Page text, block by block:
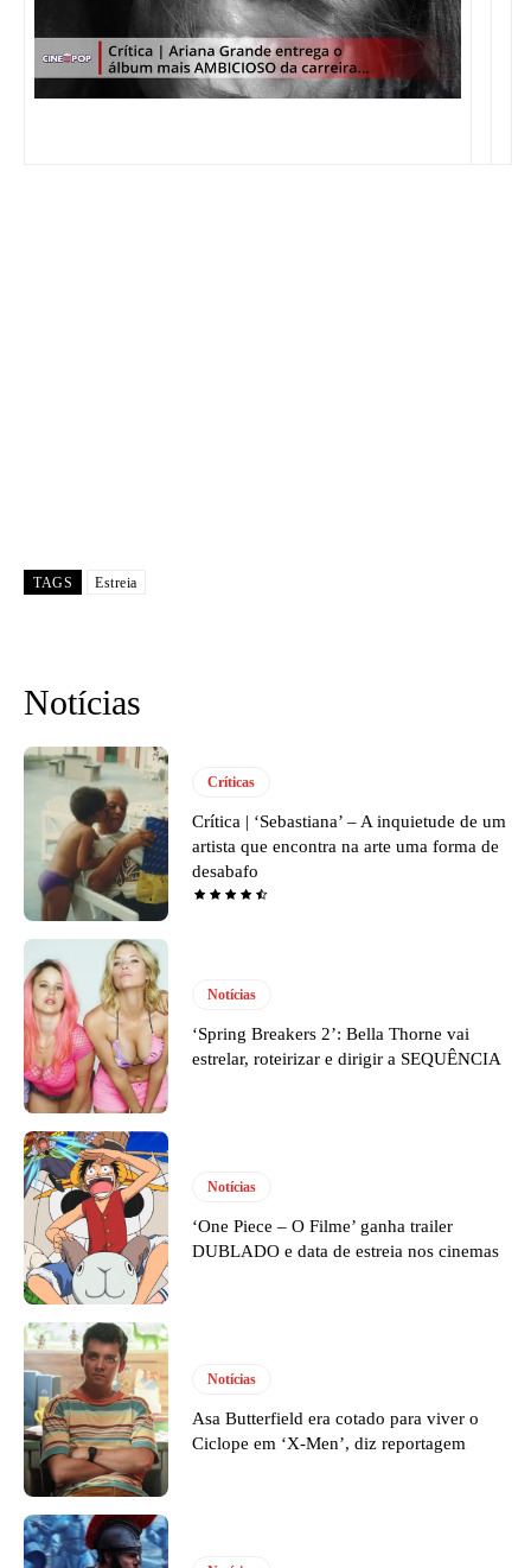
TAGS Estreia
Notícias
Críticas
Crítica | ‘Sebastiana’ – A inquietude de um
artista que encontra na arte uma forma de
desabafo
Notícias
‘Spring Breakers 2’: Bella Thorne vai
estrelar, roteirizar e dirigir a SEQUÊNCIA
Notícias
‘One Piece – O Filme’ ganha trailer
DUBLADO e data de estreia nos cinemas
Notícias
Asa Butterfield era cotado para viver o
Ciclope em ‘X-Men’, diz reportagem